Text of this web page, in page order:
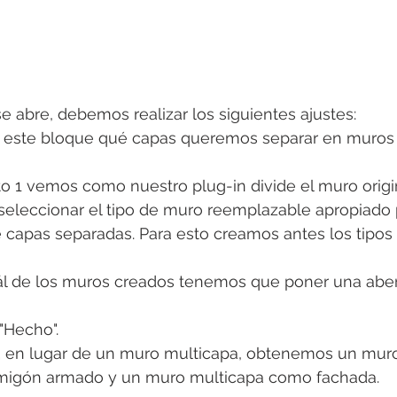
abre, debemos realizar los siguientes ajustes:
este bloque qué capas queremos separar en muros
1 vemos como nuestro plug-in divide el muro
el tipo de muro reemplazable apropiado
separadas. Para esto creamos antes los
de los muros creados tenemos que poner una
en lugar de un muro multicapa, obtenemos un
armado y un muro multicapa como fachada.